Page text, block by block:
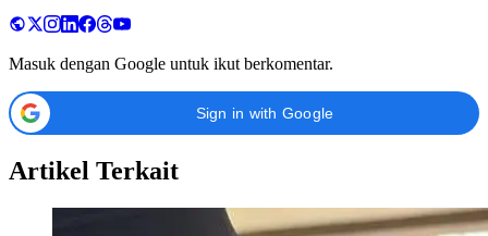
Masuk dengan Google untuk ikut berkomentar.
Sign in with Google
Artikel Terkait